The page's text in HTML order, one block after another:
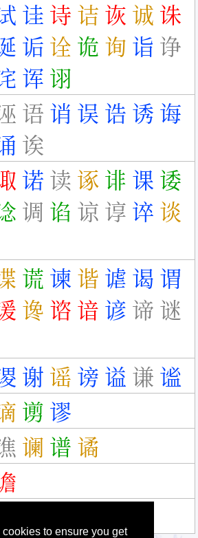
to ensure you get
诖 诗 诘 诙 诚 诛
诟 诠 诡 询 诣 诤
诨 诩
语 诮 误 诰 诱 诲
诶
诺 读 诼 诽 课 诿
调 谄 谅 谆 谇 谈
谎 谏 谐 谑 谒 谓
谗 谘 谙 谚 谛 谜
谢 谣 谤 谥 谦 谧
谫 谬
谰 谱 谲